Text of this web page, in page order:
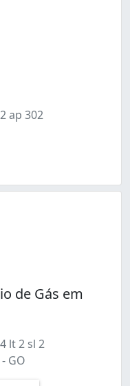
ap 302
de Gás em
lt 2 sl 2
GO